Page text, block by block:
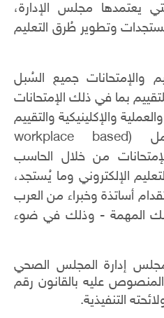
يعتمدها مجلس الإدارة،
وتطوير طُرق التعليم
والإمتحانات جميع السُبل
بما في ذلك الإمتحانات
والإكلينيكية والتقييم
(
workplace based
من خلال الحاسب
الإلكتروني وما يُستجد،
أساتذة وخبراء من العرب
المهمة - وذلك في ضوء
إدارة المجلس الصحي
عليه بالقانون رقم